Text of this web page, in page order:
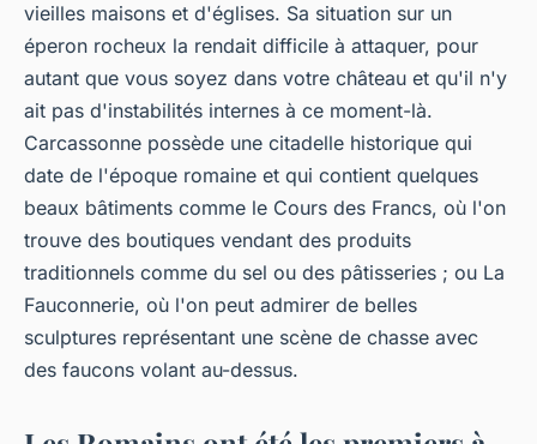
vieilles maisons et d'églises. Sa situation sur un
éperon rocheux la rendait difficile à attaquer, pour
autant que vous soyez dans votre château et qu'il n'y
ait pas d'instabilités internes à ce moment-là.
Carcassonne possède une citadelle historique qui
date de l'époque romaine et qui contient quelques
beaux bâtiments comme le Cours des Francs, où l'on
trouve des boutiques vendant des produits
traditionnels comme du sel ou des pâtisseries ; ou La
Fauconnerie, où l'on peut admirer de belles
sculptures représentant une scène de chasse avec
des faucons volant au-dessus.